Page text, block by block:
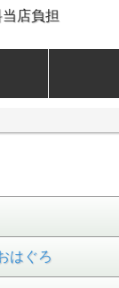
店負担
はぐろ